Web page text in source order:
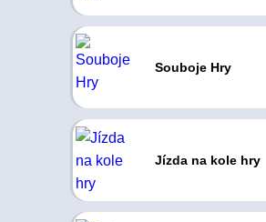
Souboje Hry
Jízda na kole hry